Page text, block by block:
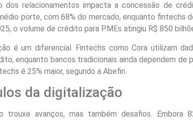
dos relacionamentos impacta a concessão de
porte, com 68% do mercado, enquanto fintechs
o volume de crédito para PMEs atingiu R$ 850
é um diferencial. Fintechs como Cora utilizam
enquanto bancos tradicionais ainda dependem de
é 25% maior, segundo a Abefin.
da digitalização
trouxe avanços, mas também desafios. Embora